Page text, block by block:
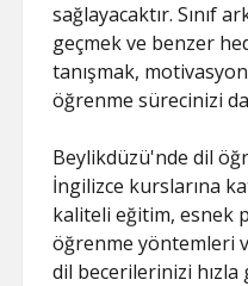
sağlayacaktır. Sınıf
geçmek ve benzer
tanışmak,
öğrenme sürecinizi
Beylikdüzü'nde dil
İngilizce kurslarına
kaliteli eğitim, esnek
öğrenme yöntemleri
dil becerilerinizi hızla